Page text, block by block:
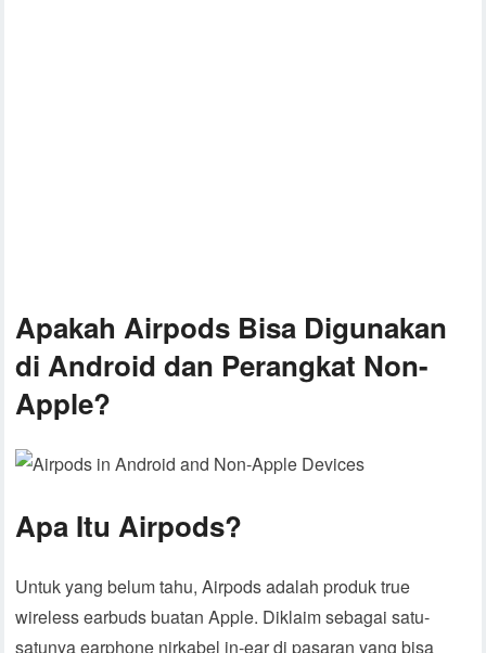
Apakah Airpods Bisa Digunakan
di Android dan Perangkat Non-
Apple?
Apa Itu Airpods?
Untuk yang belum tahu, Airpods adalah produk true
wireless earbuds buatan Apple. Diklaim sebagai satu-
satunya earphone nirkabel in-ear di pasaran yang bisa